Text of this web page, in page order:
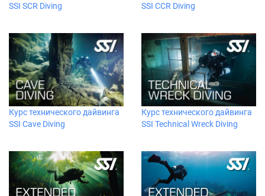
SSI SCR Diving
SSI CCR Diving
Курс технического дайвинга
SSI Cave Diving
Курс технического дайвинга
SSI Technical Wreck Diving